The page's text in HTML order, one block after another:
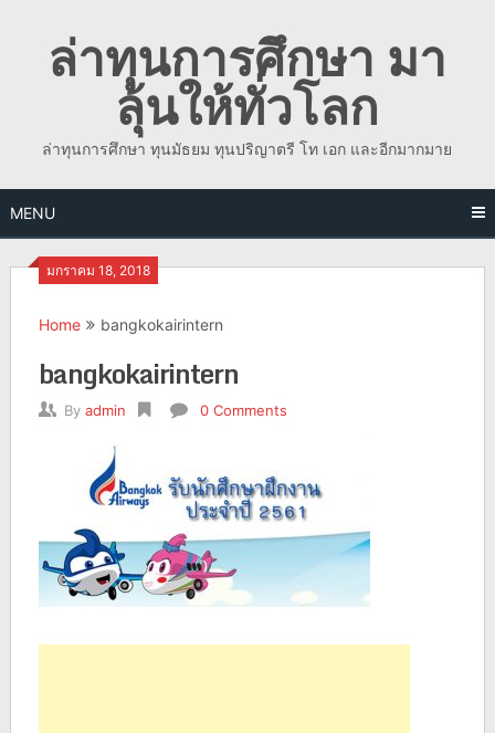
contentล่าทุนการศึกษา มา
ลุ้นให้ทั่วโลก
ล่าทุนการศึกษา ทุนมัธยม ทุนปริญาตรี โท เอก และอีกมากมาย
MENU
มกราคม 18, 2018
Home bangkokairintern
bangkokairintern
By admin 0 Comments